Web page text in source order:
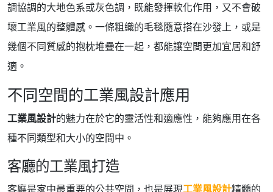
調協調的大地色系或灰色調，既能發揮軟化作用，又不會破
壞工業風的整體感。一條粗織的毛毯隨意搭在沙發上，或是
幾個不同質感的抱枕堆疊在一起，都能讓空間更加宜居和舒
適。
不同空間的工業風設計應用
工業風設計的魅力在於它的靈活性和適應性，能夠應用在各
種不同類型和大小的空間中。
客廳的工業風打造
客廳是家中最重要的公共空間，也是展現工業風設計精髓的